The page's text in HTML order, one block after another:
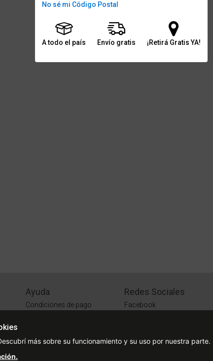
No sé mi Código Postal
A todo el país Envío gratis ¡Retirá Gratis YA!
Ayuda
Condiciones de pago
Redes Sociales
Facebook
más sobre su funcionamiento y su uso por nuestra parte.